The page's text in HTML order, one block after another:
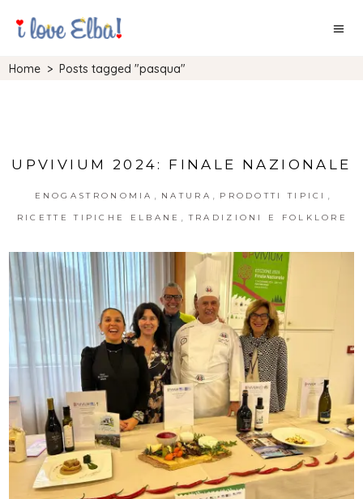
Home >Posts tagged "pasqua"
UPVIVIUM 2024: FINALE NAZIONALE
ENOGASTRONOMIA , NATURA , PRODOTTI TIPICI ,
RICETTE TIPICHE ELBANE , TRADIZIONI E FOLKLORE